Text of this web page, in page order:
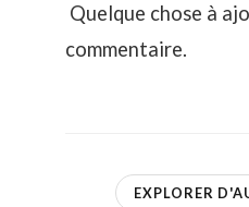
Quelque chose à
commentaire.
EXPLORER